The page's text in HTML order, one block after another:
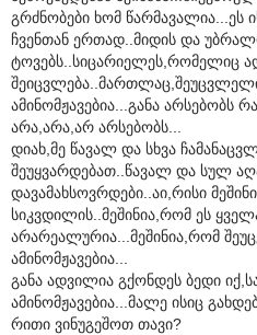
გრძნობები ხომ წარმავალია...ეს
ჩვენთან ერთად..მიდის და
ტოვებს..სიცარიელეს,რომელიც
ამინომჟავებია...განა არსებობს
არა,არა,არ არსებობს...
დიახ,მე წავალ და სხვა
შეუყვარდებათ..წავალ და სულ
დავამახსოვრდები..აი,რისი
სიკვდილის..მეშინია,რომ ეს
არარეალურია...მეშინია,რომ
ამინომჟავებია...
განა ადვილია გქონდეს ბედი
ამინომჟავებია...მალე ისიც
რითი ვინუგეშოთ თავი?